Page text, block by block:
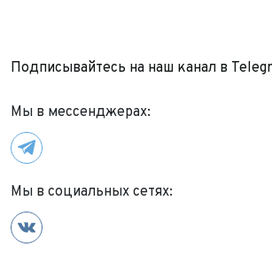
Подписывайтесь на наш канал в
Мы в мессенджерах:
Мы в социальных сетях: